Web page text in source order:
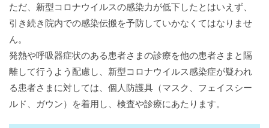
ただ、新型コロナウイルスの感染力が低下したとはいえず、
引き続き院内での感染伝搬を予防していかなくてはなりませ
ん。
発熱や呼吸器症状のある患者さまの診療を他の患者さまと隔
離して行うよう配慮し、新型コロナウイルス感染症が疑われ
る患者さまに対しては、個人防護具（マスク、フェイスシー
ルド、ガウン）を着用し、検査や診療にあたります。